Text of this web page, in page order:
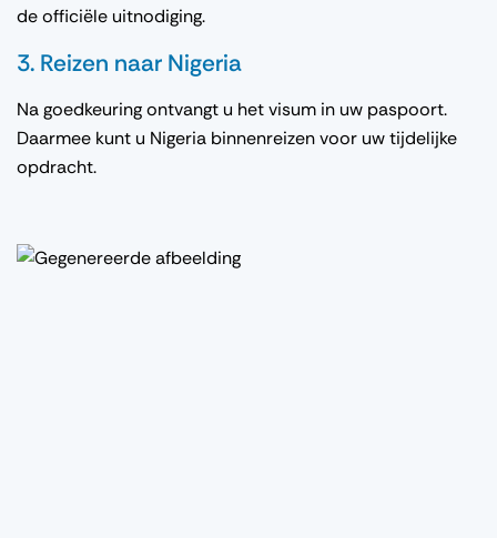
de officiële uitnodiging.
3. Reizen naar Nigeria
Na goedkeuring ontvangt u het visum in uw paspoort.
Daarmee kunt u Nigeria binnenreizen voor uw tijdelijke
opdracht.